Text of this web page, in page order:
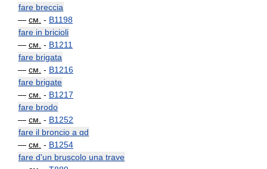
fare breccia
— см. - B1198
fare in bricioli
— см. - B1211
fare brigata
— см. - B1216
fare brigate
— см. - B1217
fare brodo
— см. - B1252
fare il broncio a qd
— см. - B1254
fare d'un bruscolo una trave